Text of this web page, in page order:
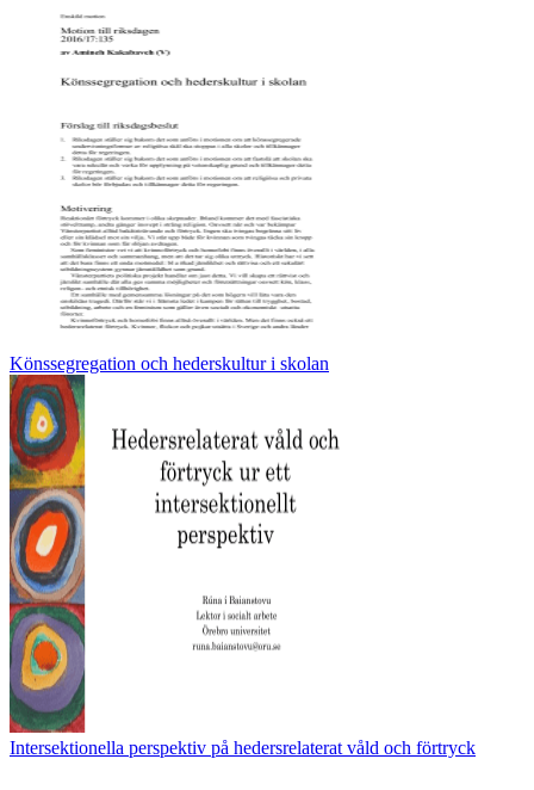
Könssegregation och hederskultur i skolan
Intersektionella perspektiv på hedersrelaterat våld och förtryck